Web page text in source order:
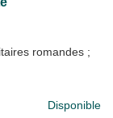
romandes ;
Disponible